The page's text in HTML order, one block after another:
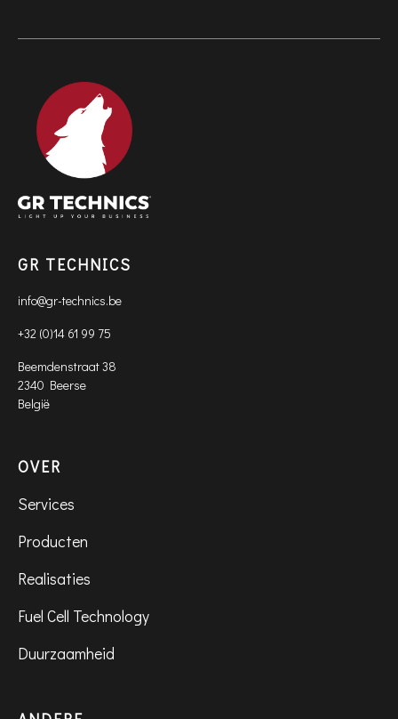
GR TECHNICS
info@gr-technics.be
+32 (0)14 61 99 75
Beemdenstraat 38
2340 Beerse
België
OVER
Services
Producten
Realisaties
Fuel Cell Technology
Duurzaamheid